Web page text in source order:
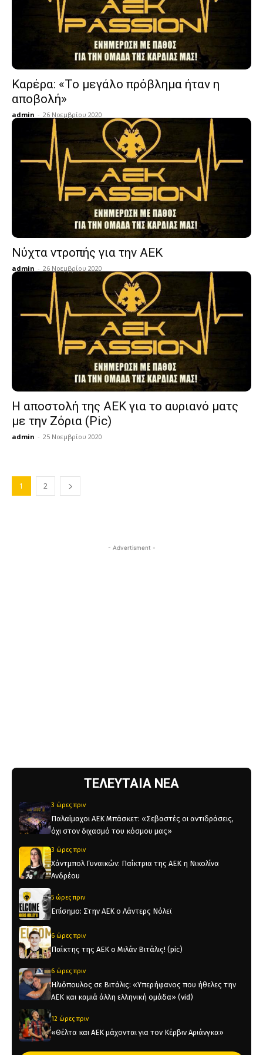
Καρέρα: «Το μεγάλο πρόβλημα ήταν η
αποβολή»
admin - 26 Νοεμβρίου 2020
Νύχτα ντροπής για την ΑΕΚ
admin - 26 Νοεμβρίου 2020
Η αποστολή της ΑΕΚ για το αυριανό ματς
με την Ζόρια (Pic)
admin - 25 Νοεμβρίου 2020
1 2
- Advertisment -
ΤΕΛΕΥΤΑΙΑ ΝΕΑ
3 ώρες πριν
Παλαίμαχοι ΑΕΚ Μπάσκετ: «Σεβαστές οι αντιδράσεις,
όχι στον διχασμό του κόσμου μας»
3 ώρες πριν
Χάντμπολ Γυναικών: Παίκτρια της ΑΕΚ η Νικολίνα
Ανδρέου
5 ώρες πριν
Επίσημο: Στην ΑΕΚ ο Λάντερς Νόλεϊ
6 ώρες πριν
Παίκτης της ΑΕΚ ο Μιλάν Βιτάλις! (pic)
6 ώρες πριν
Ηλιόπουλος σε Βιτάλις: «Υπερήφανος που ήθελες την
ΑΕΚ και καμιά άλλη ελληνική ομάδα» (vid)
12 ώρες πριν
«Θέλτα και ΑΕΚ μάχονται για τον Κέρβιν Αριάνγκα»